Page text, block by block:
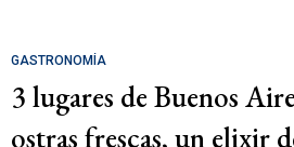
GASTRONOMÍA
3 lugares de Buenos
ostras frescas, un elixir